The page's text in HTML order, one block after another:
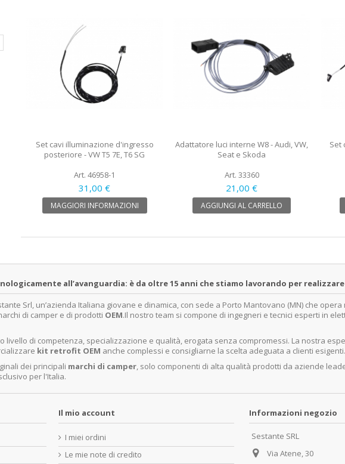
Set cavi illuminazione d'ingresso
posteriore - VW T5 7E, T6 SG
Art. 46958-1
31,00 €
MAGGIORI INFORMAZIONI
Adattatore luci interne W8 - Audi, VW,
Seat e Skoda
Art. 33360
21,00 €
AGGIUNGI AL CARRELLO
Set
all’avanguardia: è da oltre 15 anni che stiamo lavorando per
Srl, un’azienda Italiana giovane e dinamica, con sede a Porto Mantovano (MN) che
di camper e di prodotti OEM.Il nostro team si compone di ingegneri e tecnici esperti in
livello di competenza, specializzazione e qualità, erogata senza compromessi. La nostra
kit retrofit OEM anche complessi e consigliarne la scelta adeguata a clienti esigenti.
dei principali marchi di camper, solo componenti di alta qualità prodotti da aziende
per l'Italia.
Il mio account
I miei ordini
Le mie note di credito
Informazioni negozio
Sestante SRL
Via Atene, 30